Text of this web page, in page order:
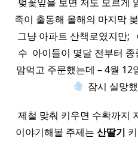
족이 출동해 올해의 마지막
그냥 아파트 산책로였지만;
수 ​ 아이들이 몇달 전부터 종
맘먹고 주문했는데 – 4월 12
잠시 실망
제철 맞춰 키우면 수확까지
이야기해볼 주제는 산딸기